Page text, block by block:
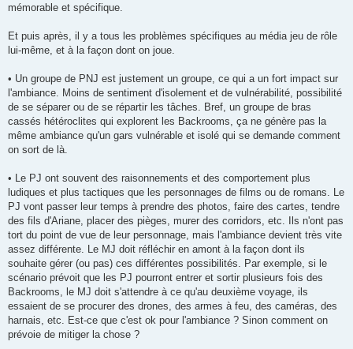
mémorable et spécifique.
Et puis après, il y a tous les problèmes spécifiques au média jeu de rôle
lui-même, et à la façon dont on joue.
• Un groupe de PNJ est justement un groupe, ce qui a un fort impact sur
l'ambiance. Moins de sentiment d'isolement et de vulnérabilité, possibilité
de se séparer ou de se répartir les tâches. Bref, un groupe de bras
cassés hétéroclites qui explorent les Backrooms, ça ne génère pas la
même ambiance qu'un gars vulnérable et isolé qui se demande comment
on sort de là.
• Le PJ ont souvent des raisonnements et des comportement plus
ludiques et plus tactiques que les personnages de films ou de romans. Le
PJ vont passer leur temps à prendre des photos, faire des cartes, tendre
des fils d'Ariane, placer des pièges, murer des corridors, etc. Ils n'ont pas
tort du point de vue de leur personnage, mais l'ambiance devient très vite
assez différente. Le MJ doit réfléchir en amont à la façon dont ils
souhaite gérer (ou pas) ces différentes possibilités. Par exemple, si le
scénario prévoit que les PJ pourront entrer et sortir plusieurs fois des
Backrooms, le MJ doit s'attendre à ce qu'au deuxième voyage, ils
essaient de se procurer des drones, des armes à feu, des caméras, des
harnais, etc. Est-ce que c'est ok pour l'ambiance ? Sinon comment on
prévoie de mitiger la chose ?